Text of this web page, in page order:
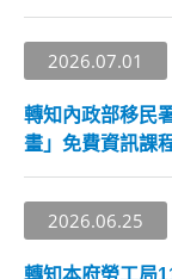
2026.07.01
轉知內政部移民
畫」免費資訊課
2026.06.25
轉知本府勞工局